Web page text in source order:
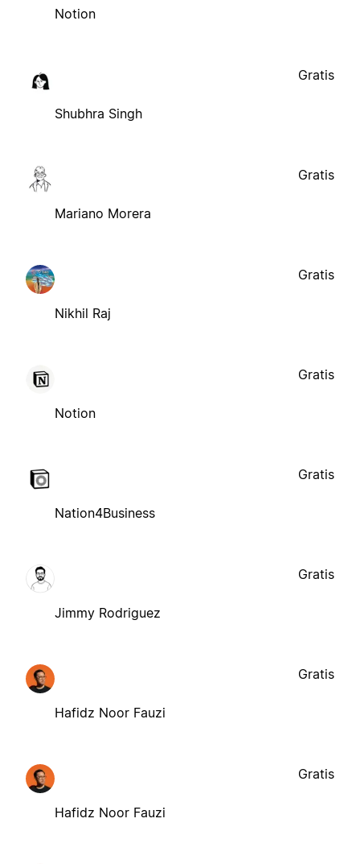
Notion
Shubhra Singh
Gratis
Mariano Morera
Gratis
Nikhil Raj
Gratis
Notion
Gratis
Nation4Business
Gratis
Jimmy Rodriguez
Gratis
Hafidz Noor Fauzi
Gratis
Hafidz Noor Fauzi
Gratis